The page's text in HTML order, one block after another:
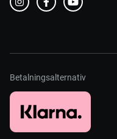
Betalningsalternativ